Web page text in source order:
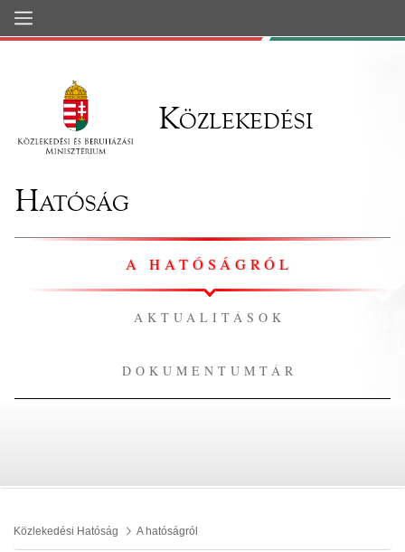
Ugrás a fő tartalomhoz
Közlekedési
Hatóság
A HATÓSÁGRÓL
AKTUALITÁSOK
DOKUMENTUMTÁR
Közlekedési Hatóság A hatóságról